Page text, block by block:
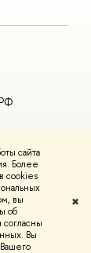
сайта
Более
cookies
вы
об
Вы
✖
НИУ